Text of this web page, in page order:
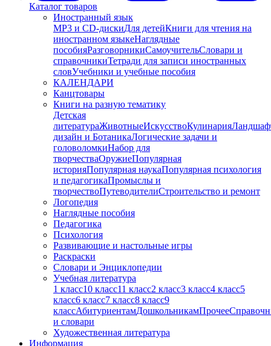
Каталог товаров
Иностранный язык
MP3 и CD-дискиДля детейКниги для чтения на
иностранном языкеНаглядные
пособияРазговорникиСамоучительСловари и
справочникиТетради для записи иностранных
словУчебники и учебные пособия
КАЛЕНДАРИ
Канцтовары
Книги на разную тематику
Детская
литератураЖивотныеИскусствоКулинария
дизайн и БотаникаЛогические задачи и
головоломкиНабор для
творчестваОружиеПопулярная
историяПопулярная наукаПопулярная психология
и педагогикаПромыслы и
творчествоПутеводителиСтроительство и ремонт
Логопедия
Наглядные пособия
Педагогика
Психология
Развивающие и настольные игры
Раскраски
Словари и Энциклопедии
Учебная литература
1 класс10 класс11 класс2 класс3 класс4 класс5
класс6 класс7 класс8 класс9
классАбитуриентамДошкольникамПрочее
и словари
Художественная литература
Информация